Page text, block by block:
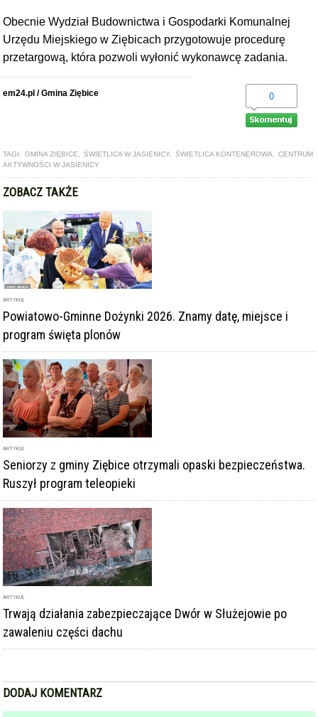
Obecnie Wydział Budownictwa i Gospodarki Komunalnej
Urzędu Miejskiego w Ziębicach przygotowuje procedurę
przetargową, która pozwoli wyłonić wykonawcę zadania.
em24.pl / Gmina Ziębice 0
TAGI: GMINA ZIĘBICE ŚWIETLICA W JASIENICY ŚWIETLICA KONTENEROWA
CENTRUM
AKTYWNOŚCI W JASIENICY
ZOBACZ TAKŻE
ARTYKUŁ
Powiatowo-Gminne Dożynki 2026. Znamy datę, miejsce i
program święta plonów
ARTYKUŁ
Seniorzy z gminy Ziębice otrzymali opaski bezpieczeństwa.
Ruszył program teleopieki
ARTYKUŁ
Trwają działania zabezpieczające Dwór w Służejowie po
zawaleniu części dachu
DODAJ KOMENTARZ